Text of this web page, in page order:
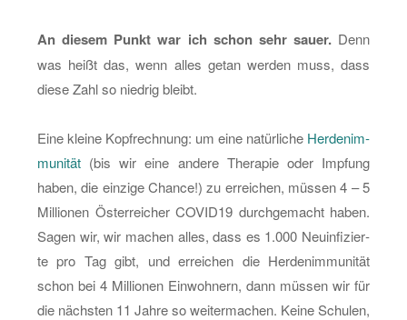
An die­sem Punkt war ich schon sehr sauer. Denn
was heißt das, wenn alles getan wer­den muss, dass
diese Zahl so nied­rig bleibt.
Eine klei­ne Kopf­rech­nung: um eine na­tür­li­che Her­den­im­
mu­ni­tät (bis wir eine an­de­re The­ra­pie oder Imp­fung
haben, die ein­zi­ge Chan­ce!) zu er­rei­chen, müs­sen 4 – 5
Mil­lio­nen Ös­ter­rei­cher CO­VI­D19 durch­ge­macht haben.
Sagen wir, wir ma­chen alles, dass es 1.000 Neu­in­fi­zier­
te pro Tag gibt, und er­rei­chen die Her­den­im­mu­ni­tät
schon bei 4 Mil­lio­nen Ein­woh­nern, dann müs­sen wir für
die nächs­ten 11 Jahre so wei­ter­ma­chen. Keine Schu­len,